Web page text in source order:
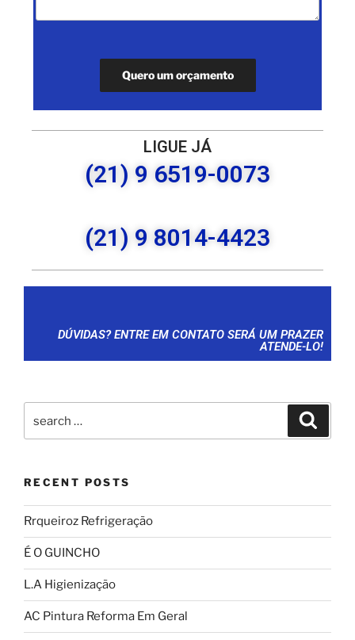
LIGUE JÁ
(21) 9 6519-0073
(21) 9 8014-4423
DÚVIDAS? ENTRE EM CONTATO SERÁ UM PRAZER
ATENDE-LO!
RECENT POSTS
Rrqueiroz Refrigeração
É O GUINCHO
L.A Higienização
AC Pintura Reforma Em Geral